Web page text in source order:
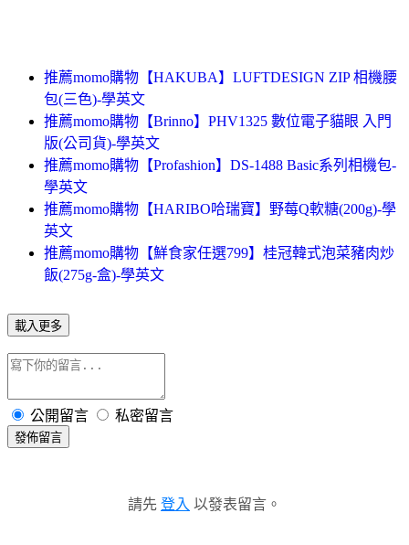
推薦momo購物【HAKUBA】LUFTDESIGN ZIP 相機腰
包(三色)-學英文
推薦momo購物【Brinno】PHV1325 數位電子貓眼 入門
版(公司貨)-學英文
推薦momo購物【Profashion】DS-1488 Basic系列相機包-
學英文
推薦momo購物【HARIBO哈瑞寶】野莓Q軟糖(200g)-學
英文
推薦momo購物【鮮食家任選799】桂冠韓式泡菜豬肉炒
飯(275g-盒)-學英文
載入更多
公開留言 私密留言
發佈留言
請先 登入 以發表留言。